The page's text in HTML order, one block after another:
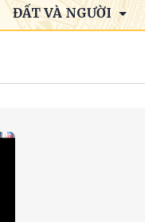
ĐẤT VÀ NGƯỜI